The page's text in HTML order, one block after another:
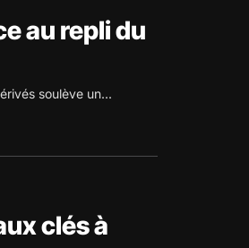
au repli du
soulève un...
clés à